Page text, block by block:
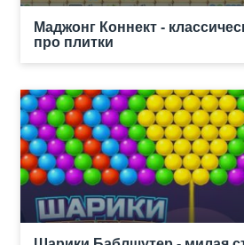
Маджонг Коннект -
про плитки